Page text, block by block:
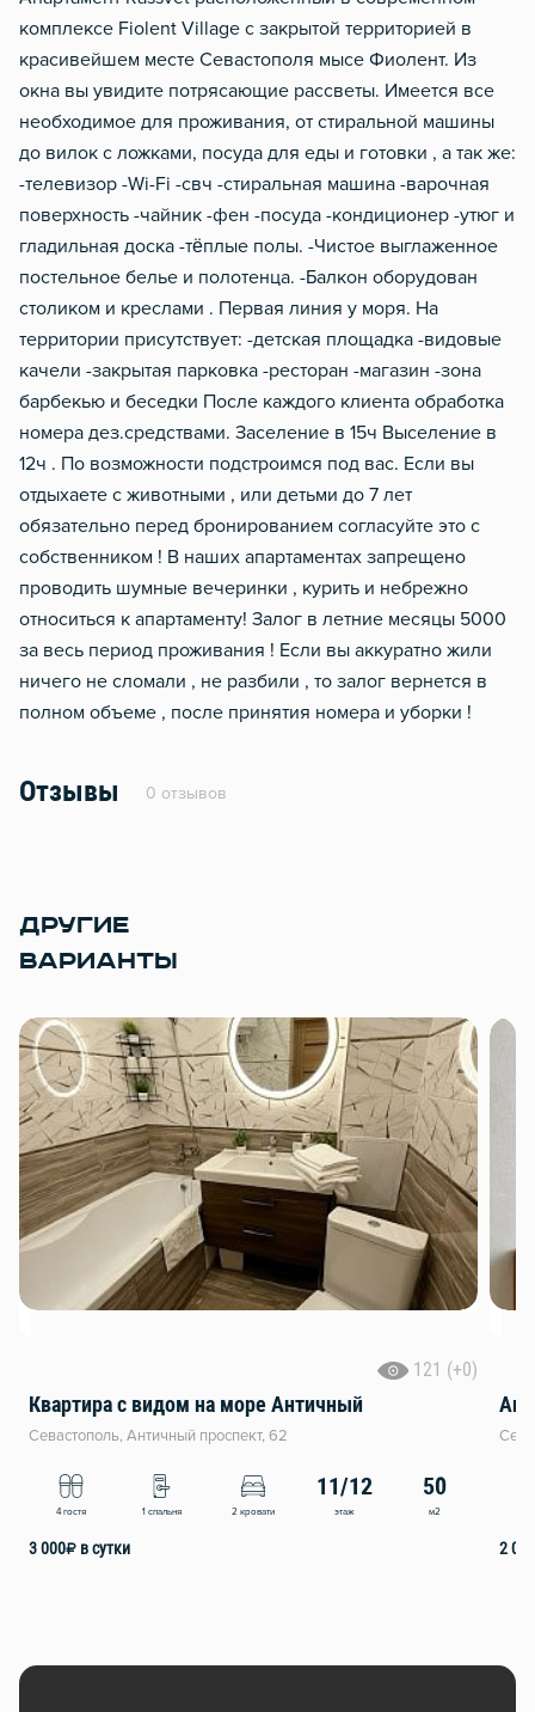
Балкон
Водонагреватель
комплексе Fiоlеnt Villаgе с закрытой территорией в
красивейшем месте Севастополя мысе Фиолент. Из
окна вы увидите потрясающие рассветы. Имеется все
необходимое для проживания, от стиральной машины
до вилок с ложками, посуда для еды и готовки , а так же:
-телевизор -Wi-Fi -свч -стиральная машина -варочная
поверхность -чайник -фен -посуда -кондиционер -утюг и
гладильная доска -тёплые полы. -Чистое выглаженное
постельное белье и полотенца. -Балкон оборудован
столиком и креслами . Первая линия у моря. На
территории присутствует: -детская площадка -видовые
качели -закрытая парковка -ресторан -магазин -зона
барбекью и беседки После каждого клиента обработка
номера дез.средствами. Заселение в 15ч Выселение в
12ч . По возможности подстроимся под вас. Если вы
отдыхаете с животными , или детьми до 7 лет
обязательно перед бронированием согласуйте это с
собственником ! В наших апартаментах запрещено
проводить шумные вечеринки , курить и небрежно
относиться к апартаменту! Залог в летние месяцы 5000
за весь период проживания ! Если вы аккуратно жили
ничего не сломали , не разбили , то залог вернется в
полном объеме , после принятия номера и уборки !
Отзывы 0 отзывов
ДРУГИЕ
ВАРИАНТЫ
121 (+0)
Квартира с видом на море Античный
Севастополь, Античный проспект, 62
4 гостя 1 спальня 2 кровати
11/12
этаж
50
м2
3 000₽ в сутки 2 000